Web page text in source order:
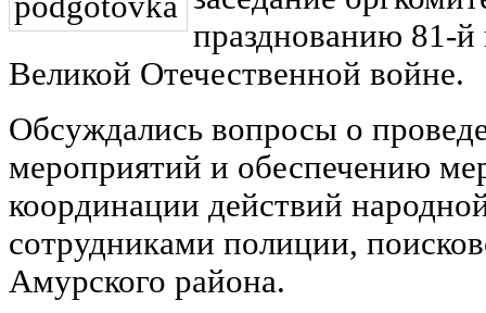
празднованию 81-
Великой Отечественной войне.
Обсуждались вопросы о
мероприятий и обеспечению
координации действий
сотрудниками полиции,
Амурского района.